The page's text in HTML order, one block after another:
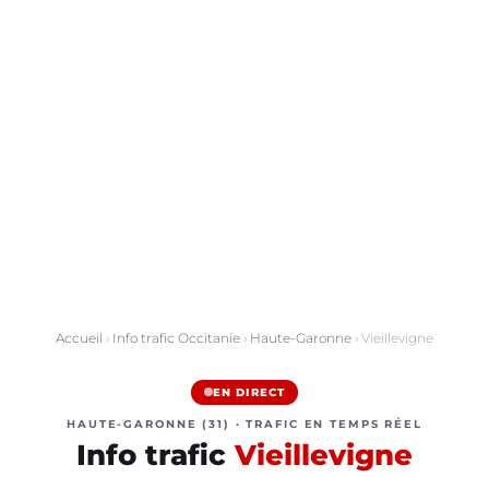
Accueil › Info trafic Occitanie › Haute-Garonne › Vieillevigne
EN DIRECT
HAUTE-GARONNE (31) · TRAFIC EN TEMPS RÉEL
Info trafic Vieillevigne